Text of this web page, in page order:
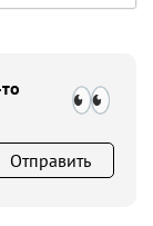
Отправить